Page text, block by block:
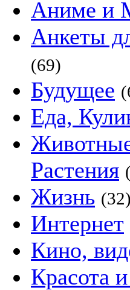
Аниме и
Анкеты
(69)
Будущее
Еда,
Растения
Жизнь (32)
Интернет
Кино,
Красота